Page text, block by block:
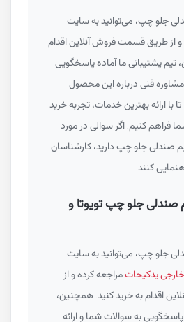
چپ، می‌توانید به سایت
طریق قسمت فروش آنلاین اقدام
پشتیبانی ما آماده پاسخگویی
فنی درباره این محصول
ارائه بهترین خدمات، تجربه خرید
کنیم. اگر سوالی در مورد
جلو چپ دارید، کارشناسان
کنند.
جلو چپ تویوتا و
چپ، می‌توانید به سایت
یدکیجاتمراجعه کرده و از
به خرید کنید. همچنین،
به سوالات شما و ارائه